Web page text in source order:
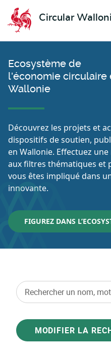
Circular
Ecosystème de
l'économie circulaire
Wallonie
Découvrez les projets et
dispositifs de soutien,
en Wallonie. Effectuez
aux filtres thématiques et
vous êtes impliqué dans
innovante.
FIGUREZ DANS
MODIFIER LA